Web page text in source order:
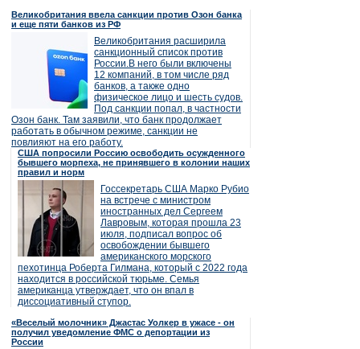
Великобритания ввела санкции против Озон банка
и еще пяти банков из РФ
Великобритания расширила
санкционный список против
России.В него были включены
12 компаний, в том числе ряд
банков, а также одно
физическое лицо и шесть судов.
Под санкции попал, в частности
Озон банк. Там заявили, что банк продолжает
работать в обычном режиме, санкции не
повлияют на его работу.
США попросили Россию освободить осужденного
бывшего морпеха, не принявшего в колонии наших
правил и норм
Госсекретарь США Марко Рубио
на встрече с министром
иностранных дел Сергеем
Лавровым, которая прошла 23
июля, подписал вопрос об
освобождении бывшего
американского морского
пехотинца Роберта Гилмана, который с 2022 года
находится в российской тюрьме. Семья
американца утверждает, что он впал в
диссоциативный ступор.
«Веселый молочник» Джастас Уолкер в ужасе - он
получил уведомление ФМС о депортации из
России